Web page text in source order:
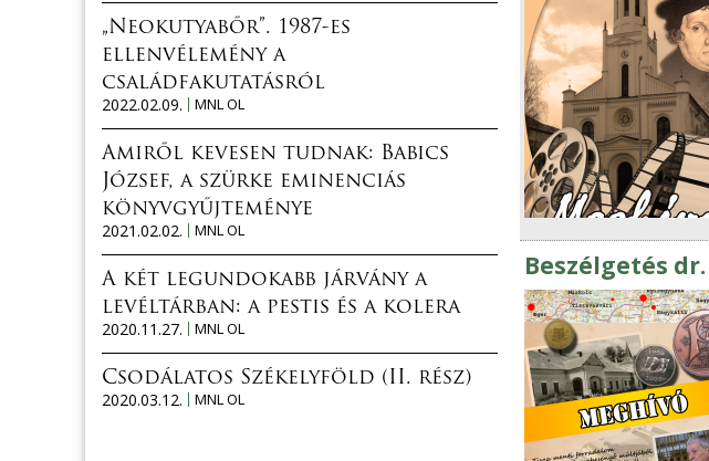
Beszélgetés
„Neokutyabőr”. 1987-es
ellenvélemény a
családfakutatásról
2022.02.09.
MNL OL
Amiről kevesen tudnak: Babics
József, a szürke eminenciás
könyvgyűjteménye
2021.02.02.
MNL OL
A két legundokabb járvány a
levéltárban: a pestis és a kolera
2020.11.27.
MNL OL
Csodálatos Székelyföld (II. rész)
2020.03.12.
MNL OL